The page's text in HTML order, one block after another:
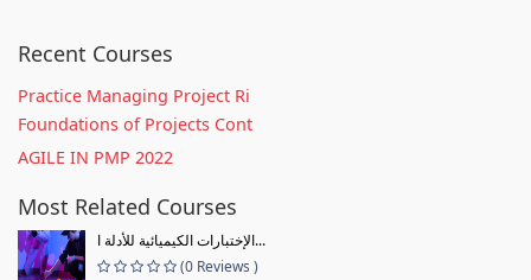
Recent Courses
Practice Managing Project Ri
Foundations of Projects Cont
AGILE IN PMP 2022
Most Related Courses
الإختبارات الكيميائية للأدلة ا...
(0 Reviews )